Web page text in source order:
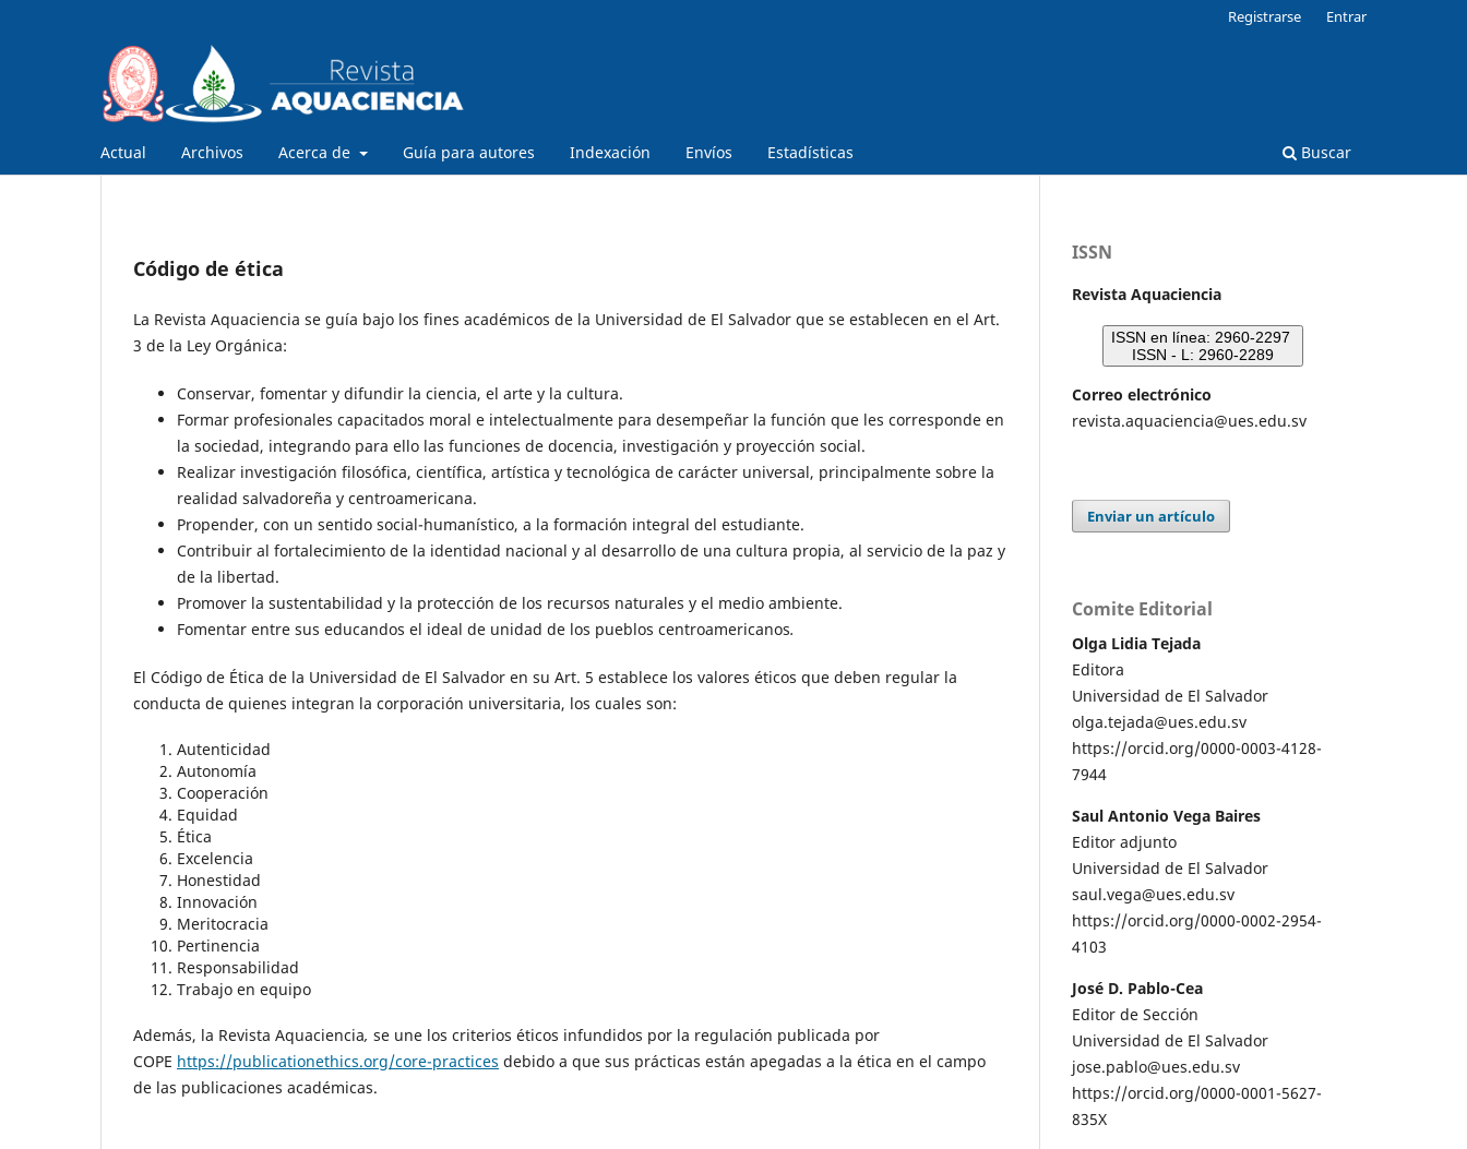
Actual Archivos Acerca de Guía para autores Indexación Envíos Estadísticas Buscar
Registrarse Entrar
Código de ética
La Revista Aquaciencia se guía bajo los fines académicos de la Universidad de El Salvador que se establecen en el Art.
3 de la Ley Orgánica:
Conservar, fomentar y difundir la ciencia, el arte y la cultura.
Formar profesionales capacitados moral e intelectualmente para desempeñar la función que les corresponde en
la sociedad, integrando para ello las funciones de docencia, investigación y proyección social.
Realizar investigación filosófica, científica, artística y tecnológica de carácter universal, principalmente sobre la
realidad salvadoreña y centroamericana.
Propender, con un sentido social-humanístico, a la formación integral del estudiante.
Contribuir al fortalecimiento de la identidad nacional y al desarrollo de una cultura propia, al servicio de la paz y
de la libertad.
Promover la sustentabilidad y la protección de los recursos naturales y el medio ambiente.
Fomentar entre sus educandos el ideal de unidad de los pueblos centroamericanos.
El Código de Ética de la Universidad de El Salvador en su Art. 5 establece los valores éticos que deben regular la
conducta de quienes integran la corporación universitaria, los cuales son:
Autenticidad
Autonomía
Cooperación
Equidad
Ética
Excelencia
Honestidad
Innovación
Meritocracia
Pertinencia
Responsabilidad
Trabajo en equipo
Además, la Revista Aquaciencia, se une los criterios éticos infundidos por la regulación publicada por
COPE https://publicationethics.org/core-practices debido a que sus prácticas están apegadas a la ética en el campo
de las publicaciones académicas.
ISSN
Revista Aquaciencia
ISSN en línea: 2960-2297
ISSN - L: 2960-2289
Correo electrónico
revista.aquaciencia@ues.edu.sv
Enviar un artículo
Comite Editorial
Olga Lidia Tejada
Editora
Universidad de El Salvador
olga.tejada@ues.edu.sv
https://orcid.org/0000-0003-4128-
7944
Saul Antonio Vega Baires
Editor adjunto
Universidad de El Salvador
saul.vega@ues.edu.sv
https://orcid.org/0000-0002-2954-
4103
José D. Pablo-Cea
Editor de Sección
Universidad de El Salvador
jose.pablo@ues.edu.sv
https://orcid.org/0000-0001-5627-
835X